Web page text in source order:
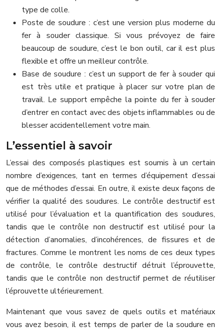
type de colle.
Poste de soudure : c’est une version plus moderne du
fer à souder classique. Si vous prévoyez de faire
beaucoup de soudure, c’est le bon outil, car il est plus
flexible et offre un meilleur contrôle.
Base de soudure : c’est un support de fer à souder qui
est très utile et pratique à placer sur votre plan de
travail. Le support empêche la pointe du fer à souder
d’entrer en contact avec des objets inflammables ou de
blesser accidentellement votre main.
L’essentiel à savoir
L’essai des composés plastiques est soumis à un certain
nombre d’exigences, tant en termes d’équipement d’essai
que de méthodes d’essai. En outre, il existe deux façons de
vérifier la qualité des soudures. Le contrôle destructif est
utilisé pour l’évaluation et la quantification des soudures,
tandis que le contrôle non destructif est utilisé pour la
détection d’anomalies, d’incohérences, de fissures et de
fractures. Comme le montrent les noms de ces deux types
de contrôle, le contrôle destructif détruit l’éprouvette,
tandis que le contrôle non destructif permet de réutiliser
l’éprouvette ultérieurement.
Maintenant que vous savez de quels outils et matériaux
vous avez besoin, il est temps de parler de la soudure en